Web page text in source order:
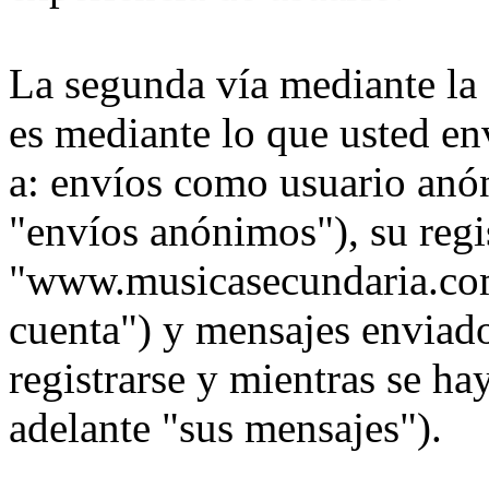
La segunda vía mediante
es mediante lo que usted
a: envíos como usuario
"envíos anónimos"), su
cuenta") y mensajes
registrarse y mientras se
adelante "sus mensajes").